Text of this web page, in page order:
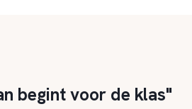
begint voor de klas"